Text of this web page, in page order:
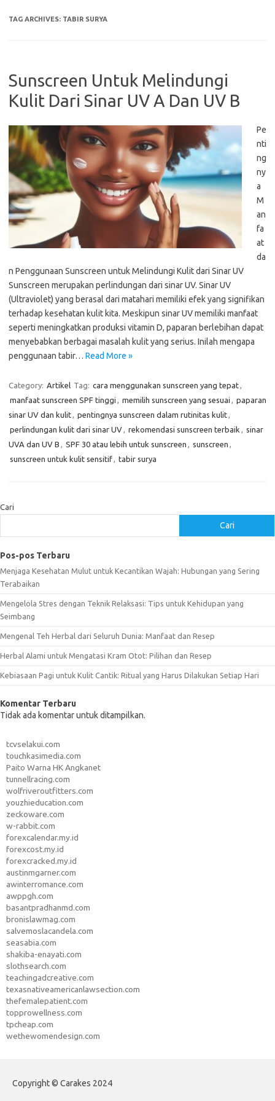
TAG ARCHIVES: TABIR SURYA
Sunscreen Untuk Melindungi
Kulit Dari Sinar UV A Dan UV B
Pe
nti
ng
ny
a
M
an
fa
at
da
n Penggunaan Sunscreen untuk Melindungi Kulit dari Sinar UV
Sunscreen merupakan perlindungan dari sinar UV. Sinar UV
(Ultraviolet) yang berasal dari matahari memiliki efek yang signifikan
terhadap kesehatan kulit kita. Meskipun sinar UV memiliki manfaat
seperti meningkatkan produksi vitamin D, paparan berlebihan dapat
menyebabkan berbagai masalah kulit yang serius. Inilah mengapa
penggunaan tabir… Read More »
Category: Artikel Tag: cara menggunakan sunscreen yang tepat,
manfaat sunscreen SPF tinggi , memilih sunscreen yang sesuai , paparan
sinar UV dan kulit, pentingnya sunscreen dalam rutinitas kulit,
perlindungan kulit dari sinar UV, rekomendasi sunscreen terbaik , sinar
UVA dan UV B , SPF 30 atau lebih untuk sunscreen , sunscreen ,
sunscreen untuk kulit sensitif, tabir surya
Cari
Cari
Pos-pos Terbaru
Menjaga Kesehatan Mulut untuk Kecantikan Wajah: Hubungan yang Sering
Terabaikan
Mengelola Stres dengan Teknik Relaksasi: Tips untuk Kehidupan yang
Seimbang
Mengenal Teh Herbal dari Seluruh Dunia: Manfaat dan Resep
Herbal Alami untuk Mengatasi Kram Otot: Pilihan dan Resep
Kebiasaan Pagi untuk Kulit Cantik: Ritual yang Harus Dilakukan Setiap Hari
Komentar Terbaru
Tidak ada komentar untuk ditampilkan.
tcvselakui.com
touchkasimedia.com
Paito Warna HK Angkanet
tunnellracing.com
wolfriveroutfitters.com
youzhieducation.com
zeckoware.com
w-rabbit.com
forexcalendar.my.id
forexcost.my.id
forexcracked.my.id
austinmgarner.com
awinterromance.com
awppgh.com
basantpradhanmd.com
bronislawmag.com
salvemoslacandela.com
seasabia.com
shakiba-enayati.com
slothsearch.com
teachingadcreative.com
texasnativeamericanlawsection.com
thefemalepatient.com
topprowellness.com
tpcheap.com
wethewomendesign.com
Copyright © Carakes 2024